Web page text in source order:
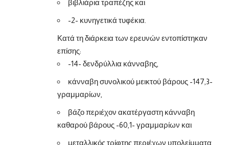
βιβλιάρια τραπέζης και
-2- κυνηγετικά τυφέκια.
Κατά τη διάρκεια των ερευνών εντοπίστηκαν
επίσης:
-14- δενδρύλλια κάνναβης,
κάνναβη συνολικού μεικτού βάρους -147,3-
γραμμαρίων,
βάζο περιέχον ακατέργαστη κάνναβη
καθαρού βάρους -60,1- γραμμαρίων και
μεταλλικός τρίφτης περιέχων υπολείμματα